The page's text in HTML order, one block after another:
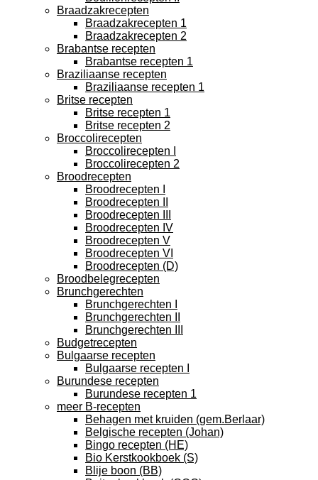
Braadzakrecepten
Braadzakrecepten 1
Braadzakrecepten 2
Brabantse recepten
Brabantse recepten 1
Braziliaanse recepten
Braziliaanse recepten 1
Britse recepten
Britse recepten 1
Britse recepten 2
Broccolirecepten
Broccolirecepten I
Broccolirecepten 2
Broodrecepten
Broodrecepten I
Broodrecepten II
Broodrecepten III
Broodrecepten IV
Broodrecepten V
Broodrecepten VI
Broodrecepten (D)
Broodbelegrecepten
Brunchgerechten
Brunchgerechten I
Brunchgerechten II
Brunchgerechten III
Budgetrecepten
Bulgaarse recepten
Bulgaarse recepten I
Burundese recepten
Burundese recepten 1
meer B-recepten
Behagen met kruiden (gem.Berlaar)
Belgische recepten (Johan)
Bingo recepten (HE)
Bio Kerstkookboek (S)
Blije boon (BB)